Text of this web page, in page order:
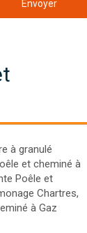
Envoyer
à granulé
et cheminé à
Poêle et
Chartres,
à Gaz